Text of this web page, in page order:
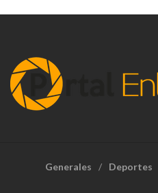
Generales Deportes